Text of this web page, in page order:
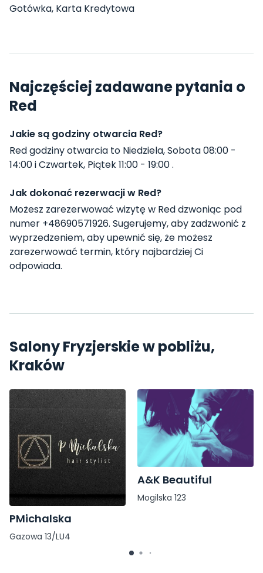
Gotówka, Karta Kredytowa
Najczęściej zadawane pytania o
Red
Jakie są godziny otwarcia Red?
Red godziny otwarcia to Niedziela, Sobota 08:00 -
14:00 i Czwartek, Piątek 11:00 - 19:00 .
Jak dokonać rezerwacji w Red?
Możesz zarezerwować wizytę w Red dzwoniąc pod
numer +48690571926. Sugerujemy, aby zadzwonić z
wyprzedzeniem, aby upewnić się, że możesz
zarezerwować termin, który najbardziej Ci
odpowiada.
Salony Fryzjerskie w pobliżu,
Kraków
PMichalska
Gazowa 13/LU4
A&K Beautiful
Mogilska 123